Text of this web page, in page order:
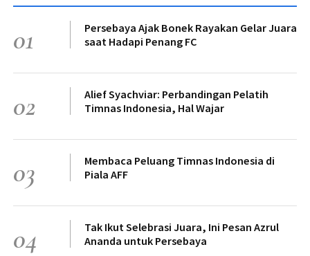
01
Persebaya Ajak Bonek Rayakan Gelar Juara
saat Hadapi Penang FC
02
Alief Syachviar: Perbandingan Pelatih
Timnas Indonesia, Hal Wajar
03
Membaca Peluang Timnas Indonesia di
Piala AFF
04
Tak Ikut Selebrasi Juara, Ini Pesan Azrul
Ananda untuk Persebaya